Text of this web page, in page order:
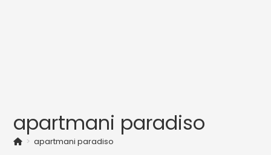
apartmani paradiso
> apartmani paradiso